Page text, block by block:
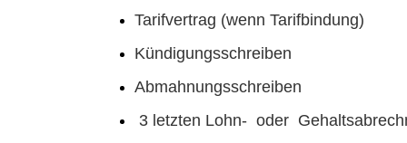
Tarifvertrag (wenn Tarifbindung)
Kündigungsschreiben
Abmahnungsschreiben
3 letzten Lohn- oder